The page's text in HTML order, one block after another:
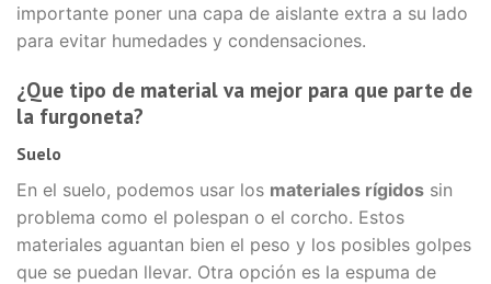
importante poner una capa de aislante extra a su lado
para evitar humedades y condensaciones.
¿Que tipo de material va mejor para que parte de
la furgoneta?
Suelo
En el suelo, podemos usar los materiales rígidos sin
problema como el polespan o el corcho. Estos
materiales aguantan bien el peso y los posibles golpes
que se puedan llevar. Otra opción es la espuma de